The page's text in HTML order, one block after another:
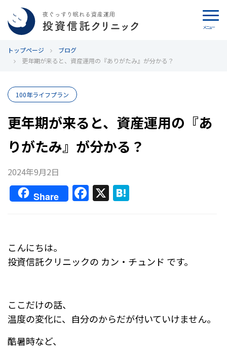
メニュー
カウンセリング
代表カン・チュンド
投資信託クリニックとは
よくあるご質問
トップページ
ブログ
更年期が来ると、資産運用の『ありがたみ』が分かる？
100年ライフプラン
更年期が来ると、資産運用の『あ
りがたみ』が分かる？
2024年9月2日
Share F
a
b
o
X
a
こんにちは。
投資信託クリニックの カン・チュンド です。
ここだけの話、
温度の変化に、自分のからだが付いていけません。
酷暑時など、